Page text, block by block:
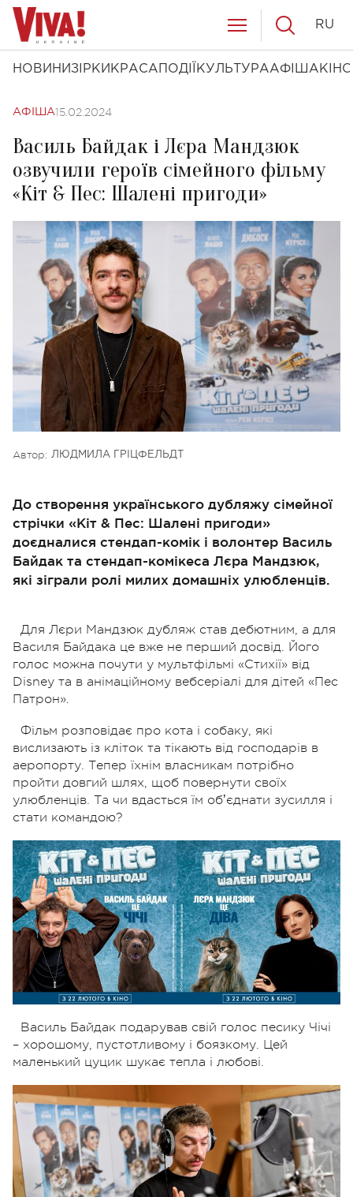
НОВИНИ ЗІРКИ КРАСА ПОДІЇ КУЛЬТУРААФІША КІНО
RU
АФІША15.02.2024
Василь Байдак і Лєра Мандзюк
озвучили героїв сімейного фільму
«Кіт & Пес: Шалені пригоди»
Автор: ЛЮДМИЛА ГРІЦФЕЛЬДТ
До створення українського дубляжу сімейної
стрічки «Кіт & Пес: Шалені пригоди»
доєдналися стендап-комік і волонтер Василь
Байдак та стендап-комікеса Лєра Мандзюк,
які зіграли ролі милих домашніх улюбленців.
Для Лєри Мандзюк дубляж став дебютним, а для
Василя Байдака це вже не перший досвід. Його
голос можна почути у мультфільмі «Стихії» від
Disney та в анімаційному вебсеріалі для дітей «Пес
Патрон».
Фільм розповідає про кота і собаку, які
вислизають із кліток та тікають від господарів в
аеропорту. Тепер їхнім власникам потрібно
пройти довгий шлях, щоб повернути своїх
улюбленців. Та чи вдасться їм обʼєднати зусилля і
стати командою?
Василь Байдак подарував свій голос песику Чічі
– хорошому, пустотливому і боязкому. Цей
маленький цуцик шукає тепла і любові.